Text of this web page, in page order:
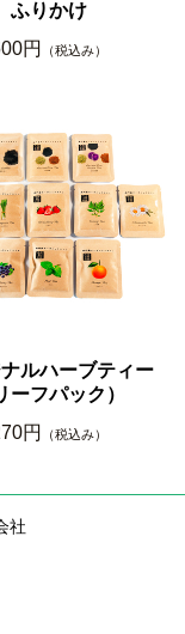
ふりかけ
円
（税込み）
ルハーブティー
ーフパック）
円
（税込み）
社